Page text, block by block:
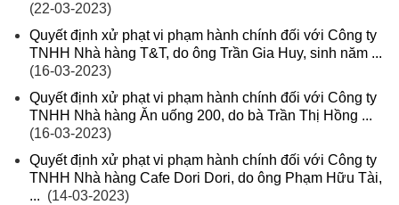
(22-03-2023)
Quyết định xử phạt vi phạm hành chính đối với Công ty
TNHH Nhà hàng T&T, do ông Trần Gia Huy, sinh năm ...
(16-03-2023)
Quyết định xử phạt vi phạm hành chính đối với Công ty
TNHH Nhà hàng Ăn uống 200, do bà Trần Thị Hồng ...
(16-03-2023)
Quyết định xử phạt vi phạm hành chính đối với Công ty
TNHH Nhà hàng Cafe Dori Dori, do ông Phạm Hữu Tài,
... (14-03-2023)